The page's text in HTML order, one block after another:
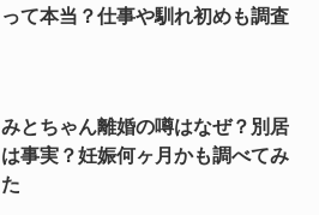
って本当？仕事や馴れ初めも調査
みとちゃん離婚の噂はなぜ？別居
は事実？妊娠何ヶ月かも調べてみ
た